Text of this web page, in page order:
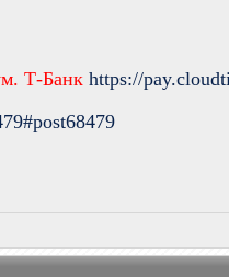
Т-Банкhttps://